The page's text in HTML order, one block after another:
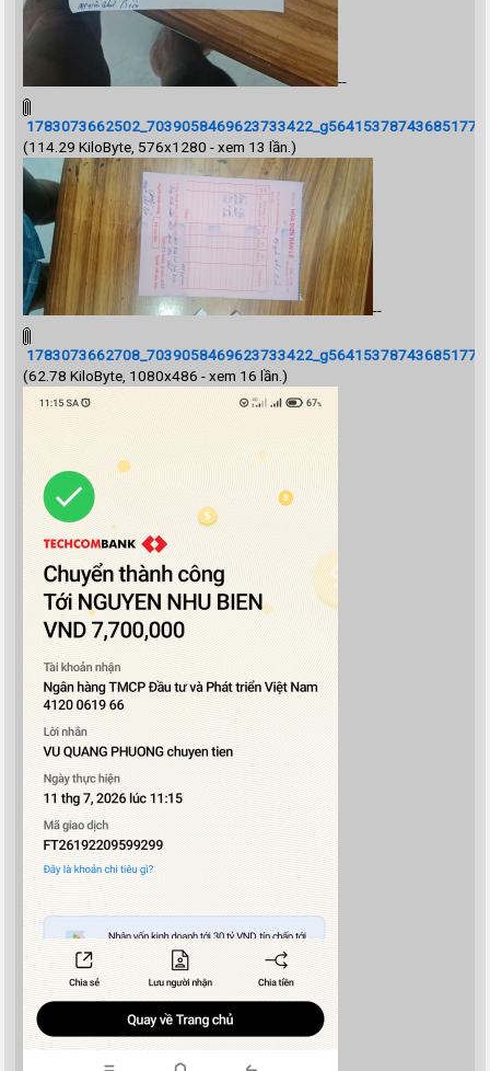
--
(114.29 KiloByte, 576x1280 - xem 13 lần.)
--
(62.78 KiloByte, 1080x486 - xem 16 lần.)